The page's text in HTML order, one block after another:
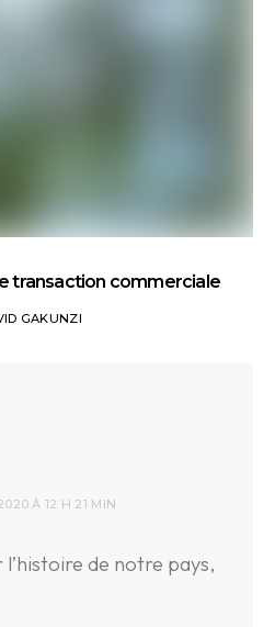
transaction commerciale
GAKUNZI
À 12 H 21 MIN
de notre pays,